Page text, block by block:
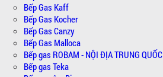
Bếp Gas Kaff
Bếp Gas Kocher
Bếp Gas Canzy
Bếp Gas Malloca
Bếp gas ROBAM - NỘI ĐỊA TRUNG QUỐC
Bếp gas Teka